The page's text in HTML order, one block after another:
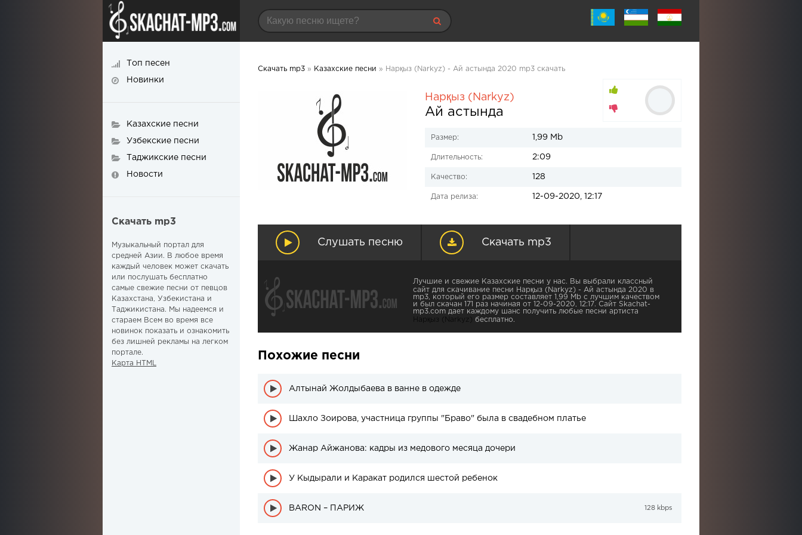
Скачать mp3 » Казахские песни » Нарқыз (Narkyz) - Ай астында 2020 mp3 скачать
Нарқыз (Narkyz)
Ай астында
Размер: 1,99 Mb
Длительность: 2:09
Качество: 128
Дата релиза: 12-09-2020, 12:17
Слушать песню Скачать mp3
Лучшие и свежие Казахские песни у нас. Вы выбрали классный
сайт для скачивание песни Нарқыз (Narkyz) - Ай астында 2020 в
mp3, который его размер составляет 1,99 Mb с лучшим качеством
и был скачан 171 раз начиная от 12-09-2020, 12:17. Сайт Skachat-
mp3.com дает каждому шанс получить любые песни артиста
Нарқыз (Narkyz)
бесплатно.
Похожие песни
Алтынай Жолдыбаева в ванне в одежде
Шахло Зоирова, участница группы "Браво" была в свадебном платье
Жанар Айжанова: кадры из медового месяца дочери
У Кыдырали и Каракат родился шестой ребенок
BARON – ПАРИЖ 128 kbps
Топ песен
Новинки
Казахские песни
Узбекские песни
Таджикские песни
Новости
Скачать mp3
Музыкальный портал для
средней Азии. В любое время
каждый человек может скачать
или послушать бесплатно
самые свежие песни от певцов
Казахстана, Узбекистана и
Таджикистана. Мы надеемся и
стараем Всем во время все
новинок показать и ознакомить
без лишней рекламы на легком
портале.
Карта HTML